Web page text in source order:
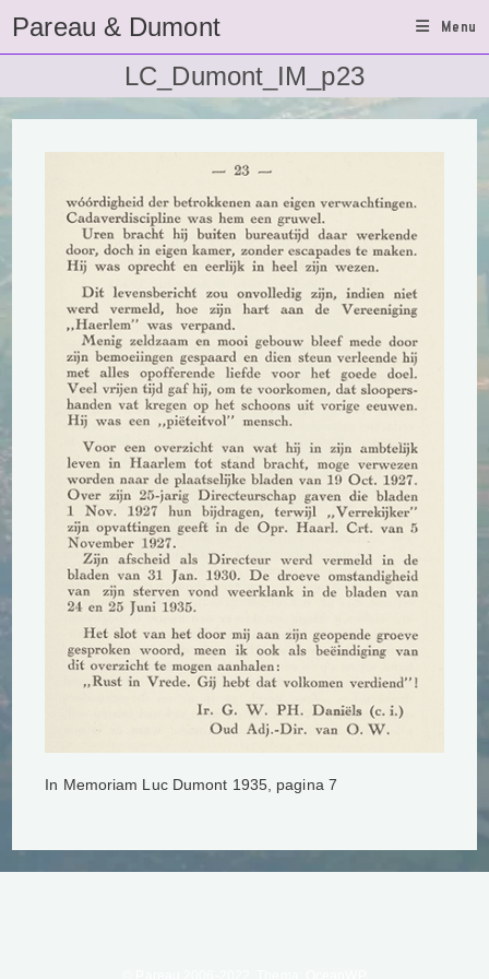
naar
inhoud
Pareau & Dumont Menu
LC_Dumont_IM_p23
In Memoriam Luc Dumont 1935, pagina 7